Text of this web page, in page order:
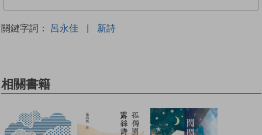
關鍵字詞： 呂永佳 | 新詩
相關書籍